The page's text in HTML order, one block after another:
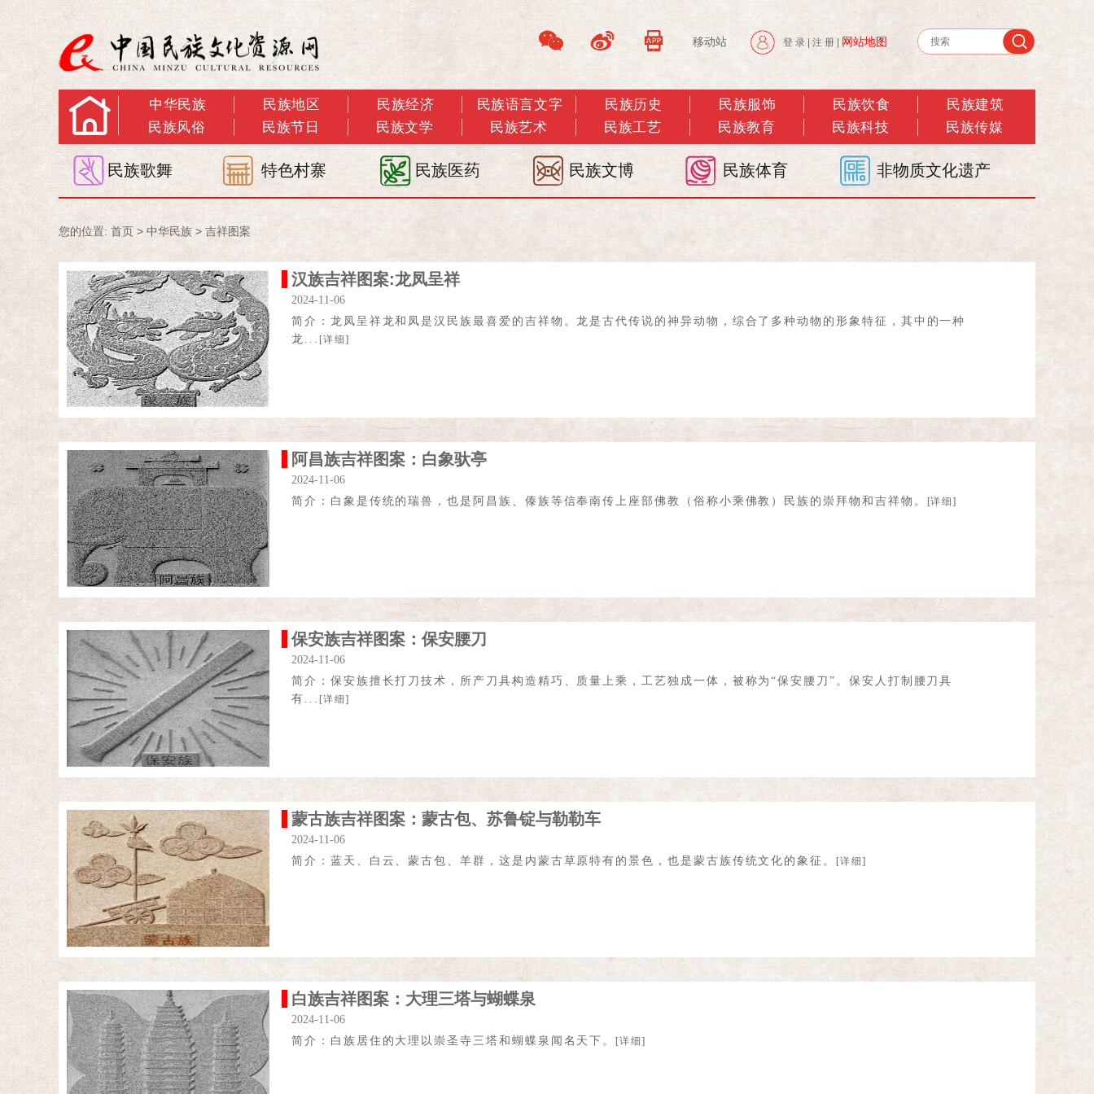
移动站 登 录 注 册 网站地图
中华民族 民族地区 民族经济 民族语言文字 民族历史 民族服饰 民族饮食
民族建筑
民族风俗
民族节日 民族文学 民族艺术 民族工艺 民族教育 民族科技 民族传媒
民族歌舞 特色村寨 民族医药 民族文博 民族体育 非物质文化遗产
您的位置: 首页 > 中华民族 > 吉祥图案
汉族吉祥图案:龙凤呈祥
2024-11-06
简介：龙凤呈祥龙和凤是汉民族最喜爱的吉祥物。龙是古代传说的神异动物，综合了多种动物的形象特征，其中的一种
龙... [详细]
阿昌族吉祥图案：白象驮亭
2024-11-06
简介：白象是传统的瑞兽，也是阿昌族、傣族等信奉南传上座部佛教（俗称小乘佛教）民族的崇拜物和吉祥物。
[详细]
保安族吉祥图案：保安腰刀
2024-11-06
简介：保安族擅长打刀技术，所产刀具构造精巧、质量上乘，工艺独成一体，被称为“保安腰刀”。保安人打制腰刀具
有... [详细]
蒙古族吉祥图案：蒙古包、苏鲁锭与勒勒车
2024-11-06
简介：蓝天、白云、蒙古包、羊群，这是内蒙古草原特有的景色，也是蒙古族传统文化的象征。
[详细]
白族吉祥图案：大理三塔与蝴蝶泉
2024-11-06
简介：白族居住的大理以崇圣寺三塔和蝴蝶泉闻名天下。
[详细]